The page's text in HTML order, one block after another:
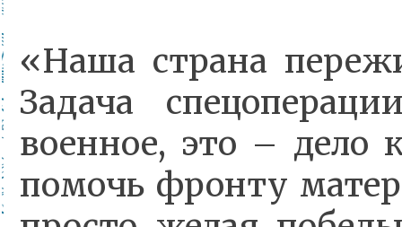
«Наша страна
Задача
военное, это –
помочь фронту